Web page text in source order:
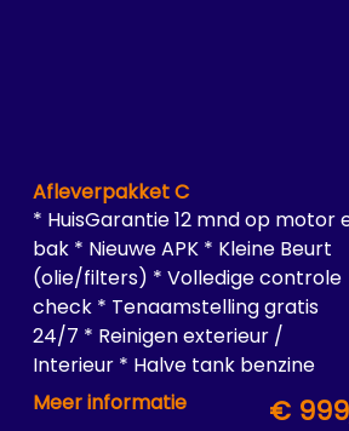
Afleverpakket C
* HuisGarantie 12 mnd op motor
bak * Nieuwe APK * Kleine Beurt
(olie/filters) * Volledige controle
check * Tenaamstelling gratis
24/7 * Reinigen exterieur /
Interieur * Halve tank benzine
inbegrepen
Meer informatie €